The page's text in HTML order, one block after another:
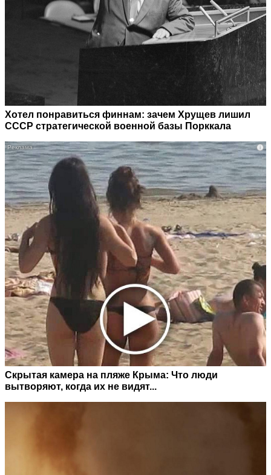
Хотел понравиться финнам: зачем Хрущев лишил
СССР стратегической военной базы Порккала
i
Скрытая камера на пляже Крыма: Что люди
вытворяют, когда их не видят...